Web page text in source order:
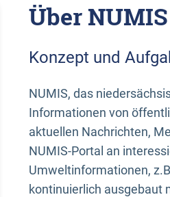
Über NUMIS
Konzept und
NUMIS, das
Informationen von
aktuellen Nachrichten,
NUMIS-Portal an
Umweltinformationen,
kontinuierlich ausgebaut